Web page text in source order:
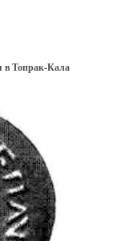
в Топрак-Кала